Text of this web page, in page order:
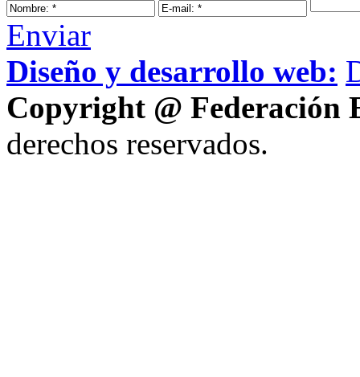
Enviar
Diseño y desarrollo web:
Copyright @ Federación
derechos reservados.